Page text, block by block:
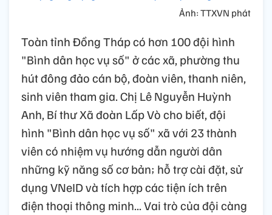
Ảnh: TTXVN phát
Toàn tỉnh Đồng Tháp có hơn 100 đội hình
"Bình dân học vụ số" ở các xã, phường thu
hút đông đảo cán bộ, đoàn viên, thanh niên,
sinh viên tham gia. Chị Lê Nguyễn Huỳnh
Anh, Bí thư Xã đoàn Lấp Vò cho biết, đội
hình "Bình dân học vụ số" xã với 23 thành
viên có nhiệm vụ hướng dẫn người dân
những kỹ năng số cơ bản; hỗ trợ cài đặt, sử
dụng VNeID và tích hợp các tiện ích trên
điện thoại thông minh... Vai trò của đội càng